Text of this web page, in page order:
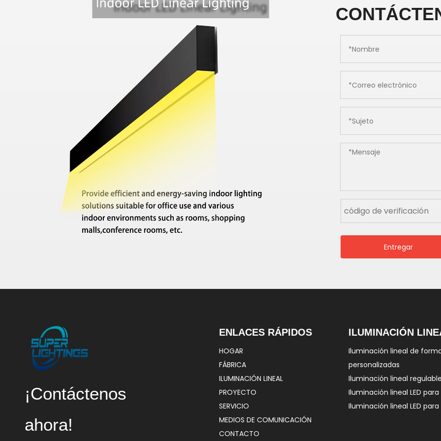
Entregar
¡Contáctenos
ahora!
ENLACES RÁPIDOS
HOGAR
FÁBRICA
ILUMINACIÓN LINEAL
PROYECTO
SERVICIO
MEDIOS DE COMUNICACIÓN
CONTACTO
ILUMINACIÓN
Iluminación lineal de
personalizadas
Iluminación lineal
Iluminación lineal LED
Iluminación lineal LED